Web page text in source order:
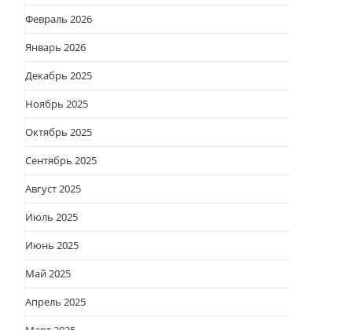
Февраль 2026
Январь 2026
Декабрь 2025
Ноябрь 2025
Октябрь 2025
Сентябрь 2025
Август 2025
Июль 2025
Июнь 2025
Май 2025
Апрель 2025